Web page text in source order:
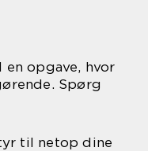
opgave, hvor
Spørg
til netop dine